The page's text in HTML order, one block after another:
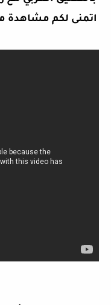
اتمنى لكم مشاهدة